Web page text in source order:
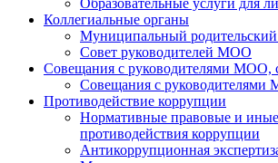
Образовательные услуги для
Коллегиальные органы
Муниципальный родительский
Совет руководителей МОО
Совещания с руководителями МОО,
Совещания с
Противодействие коррупции
Нормативные правовые и
противодействия коррупции
Антикоррупционная